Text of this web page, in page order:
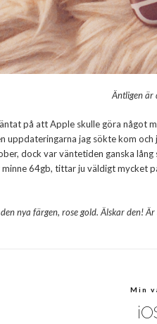
Äntligen är
på att Apple skulle göra något
uppdateringarna jag sökte kom
dock var väntetiden ganska
64gb, tittar ju väldigt mycket
nya färgen, rose gold. Älskar den!
Min